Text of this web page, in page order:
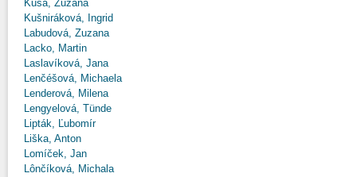
Kusá, Zuzana
Kušniráková, Ingrid
Labudová, Zuzana
Lacko, Martin
Laslavíková, Jana
Lenčéšová, Michaela
Lenderová, Milena
Lengyelová, Tünde
Lipták, Ľubomír
Liška, Anton
Lomíček, Jan
Lônčíková, Michala